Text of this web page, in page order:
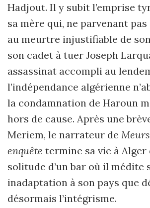
Hadjout. Il y subit l’emprise
sa mère qui, ne parvenant
au meurtre injustifiable de
son cadet à tuer Joseph
assassinat accompli au
l’indépendance algérienne
la condamnation de Haroun
hors de cause. Après une
Meriem, le narrateur de
enquête termine sa vie à Alger
solitude d’un bar où il médite
inadaptation à son pays que
désormais l’intégrisme.